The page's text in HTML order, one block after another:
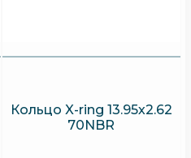
Кольцо X-ring 13.95х2.62
70NBR